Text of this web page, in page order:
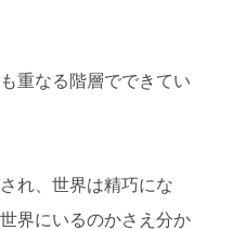
重なる階層でできてい
れ、世界は精巧にな
界にいるのかさえ分か